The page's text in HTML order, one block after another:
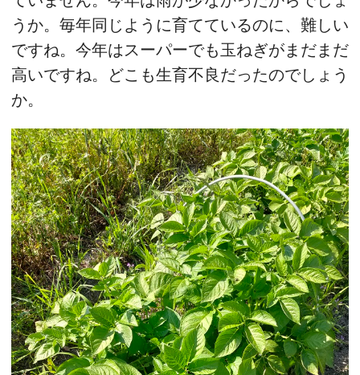
うか。毎年同じように育てているのに、難しい
ですね。今年はスーパーでも玉ねぎがまだまだ
高いですね。どこも生育不良だったのでしょう
か。